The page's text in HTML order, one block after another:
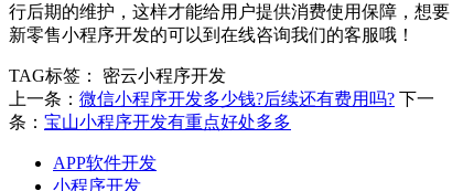
行后期的维护，这样才能给用户提供消费使用保障，想要
新零售小程序开发的可以到在线咨询我们的客服哦！
TAG标签：
密云小程序开发
上一条： 微信小程序开发多少钱?后续还有费用吗? 下一
条： 宝山小程序开发有重点好处多多
APP软件开发
小程序开发